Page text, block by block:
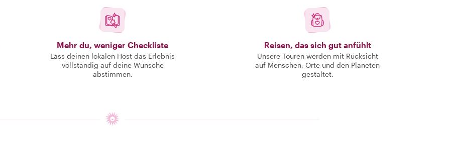
Mehr du, weniger Checkliste
Lass deinen lokalen Host das Erlebnis
vollständig auf deine Wünsche
abstimmen.
Reisen, das sich gut anfühlt
Unsere Touren werden mit Rücksicht
auf Menschen, Orte und den Planeten
gestaltet.